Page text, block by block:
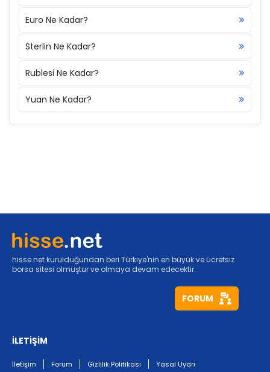
Euro Ne Kadar?
Sterlin Ne Kadar?
Rublesi Ne Kadar?
Yuan Ne Kadar?
hisse.net kurulduğundan beri Türkiye'nin en büyük ve ücretsiz
borsa sitesi olmuştur ve olmaya devam edecektir.
FORUM
İLETİŞİM
İletişim Forum Gizlilik Politikası Yasal Uyarı